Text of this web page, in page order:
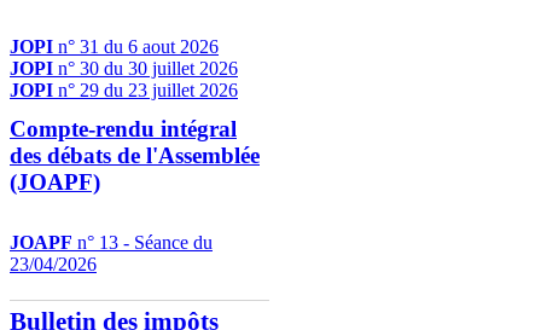
JOPI n° 31 du 6 aout 2026
JOPI n° 30 du 30 juillet 2026
JOPI n° 29 du 23 juillet 2026
Compte-rendu intégral
des débats de l'Assemblée
(JOAPF)
JOAPF n° 13 - Séance du
23/04/2026
Bulletin des impôts